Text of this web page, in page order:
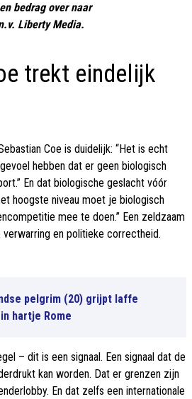
bedrag over naar
Liberty Media.
trekt eindelijk
Coe is duidelijk: “Het is echt
hebben dat er geen biologisch
En dat biologische geslacht vóór
hoogste niveau moet je biologisch
mee te doen.” Een zeldzaam
verwarring en politieke correctheid.
pelgrim (20) grijpt laffe
hartje Rome
– dit is een signaal. Een signaal dat de
kan worden. Dat er grenzen zijn
En dat zelfs een internationale